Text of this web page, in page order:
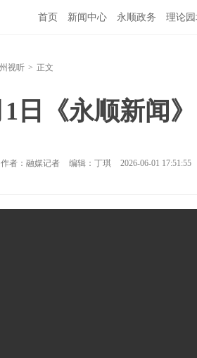
首页 新闻中心 永顺政务 理论
视听 > 正文
日《永顺新闻》
作者：融媒记者 编辑：丁琪 2026-06-01 17:51:55